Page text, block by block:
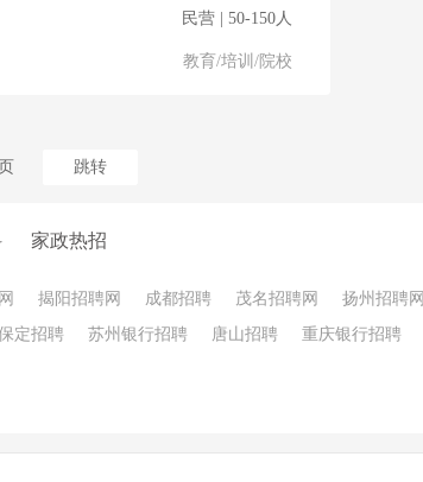
民营 | 50-150人
教育/培训/院校
页 跳转
家政热招
揭阳招聘网 成都招聘 茂名招聘网 扬州招聘网
定招聘 苏州银行招聘 唐山招聘 重庆银行招聘